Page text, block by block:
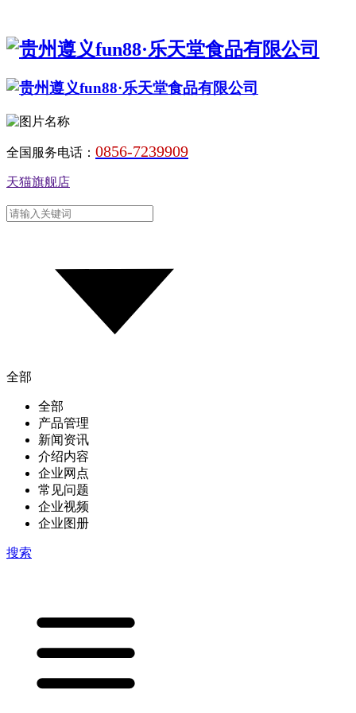
全国服务电话： 0856-7239909
天猫旗舰店
全部
全部
产品管理
新闻资讯
介绍内容
企业网点
常见问题
企业视频
企业图册
搜索